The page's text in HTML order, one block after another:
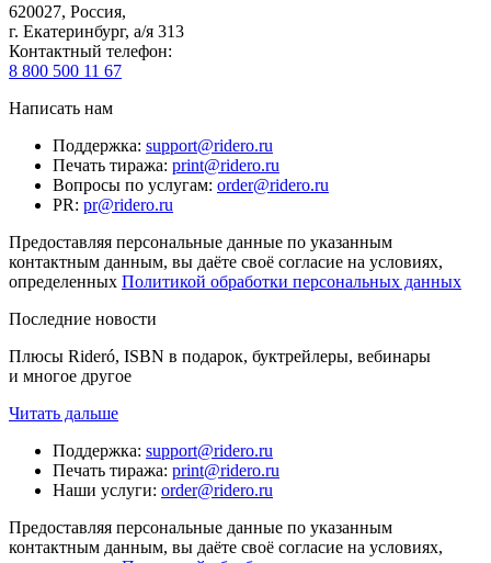
620027, Россия,
г. Екатеринбург, а/я 313
Контактный телефон:
8 800 500 11 67
Написать нам
Поддержка: support@ridero.ru
Печать тиража: print@ridero.ru
Вопросы по услугам: order@ridero.ru
PR: pr@ridero.ru
Предоставляя персональные данные по указанным
контактным данным, вы даёте своё согласие на условиях,
определенных Политикой обработки персональных данных
Последние новости
Плюсы Rideró, ISBN в подарок, буктрейлеры, вебинары
и многое другое
Читать дальше
Поддержка: support@ridero.ru
Печать тиража: print@ridero.ru
Наши услуги: order@ridero.ru
Предоставляя персональные данные по указанным
контактным данным, вы даёте своё согласие на условиях,